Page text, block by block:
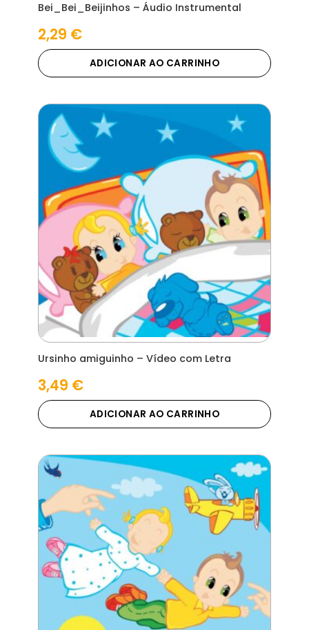
Bei_Bei_Beijinhos – Áudio Instrumental
2,29 €
ADICIONAR AO CARRINHO
Ursinho amiguinho – Vídeo com Letra
3,49 €
ADICIONAR AO CARRINHO